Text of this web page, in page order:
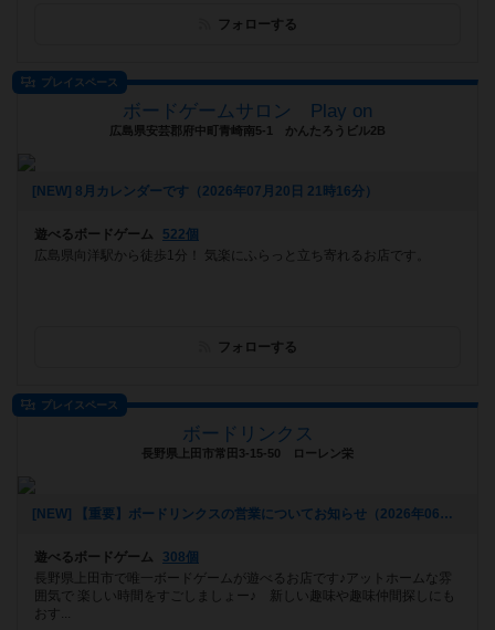
フォローする
プレイスペース
ボードゲームサロン Play on
広島県安芸郡府中町青崎南5-1 かんたろうビル2B
[NEW] 8月カレンダーです（2026年07月20日 21時16分）
遊べるボードゲーム
522個
広島県向洋駅から徒歩1分！ 気楽にふらっと立ち寄れるお店です。
フォローする
プレイスペース
ボードリンクス
長野県上田市常田3-15-50 ローレン栄
[NEW] 【重要】ボードリンクスの営業についてお知らせ（2026年06月23日 13時10分）
遊べるボードゲーム
308個
長野県上田市で唯一ボードゲームが遊べるお店です♪アットホームな雰
囲気で 楽しい時間をすごしましょー♪ 新しい趣味や趣味仲間探しにも
おす...